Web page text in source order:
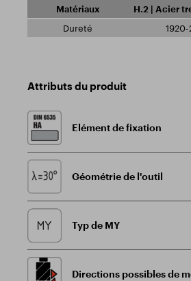
H.2 | Acier
1920-
Attributs du produit
Elément de fixation
Géométrie de l'outil
Typ de MY
Directions possibles de